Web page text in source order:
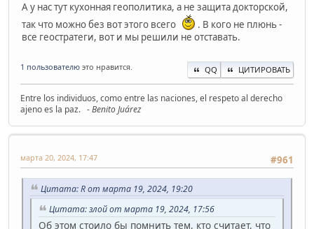
А у нас тут кухонная геополитика, а не защита докторской,
так что можно без вот этого всего
. В кого не плюнь -
все геостратеги, вот и мы решили не отставать.
1 пользователю это нравится. QQ ЦИТИРОВАТЬ
Entre los individuos, como entre las naciones, el respeto al derecho
ajeno es la paz. - Benito Juárez
#961
марта 20, 2024, 17:47
Цитата: R от марта 19, 2024, 19:20
Цитата: злой от марта 19, 2024, 17:56
Об этом стоило бы помнить тем, кто считает, что